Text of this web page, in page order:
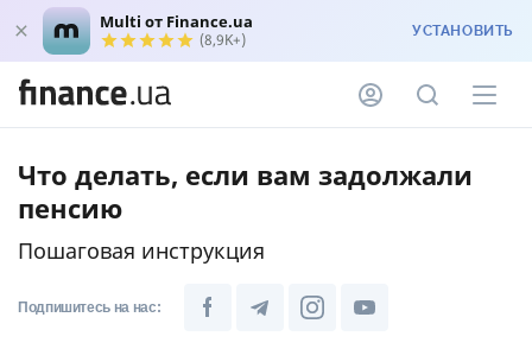
Multi от Finance.ua
(8,9K+) УСТАНОВИТЬ
Что делать, если вам задолжали
пенсию
Пошаговая инструкция
Подпишитесь на нас: